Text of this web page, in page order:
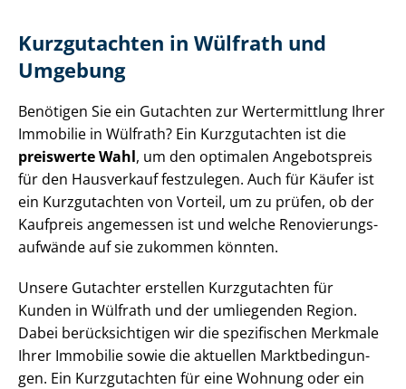
Kurzgutachten in Wülfrath und
Umgebung
Benötigen Sie ein Gutachten zur Wertermittlung Ihrer
Immobilie in Wülfrath? Ein Kurzgutachten ist die
preiswerte Wahl, um den optimalen Angebotspreis
für den Hausverkauf festzulegen. Auch für Käufer ist
ein Kurzgutachten von Vorteil, um zu prüfen, ob der
Kaufpreis angemessen ist und welche Re­no­vie­rungs­
auf­wän­de auf sie zukommen könnten.
Unsere Gutachter erstellen Kurzgutachten für
Kunden in Wülfrath und der umliegenden Region.
Dabei berücksichtigen wir die spezifischen Merkmale
Ihrer Immobilie sowie die aktuellen Markt­be­din­gun­
gen. Ein Kurzgutachten für eine Wohnung oder ein